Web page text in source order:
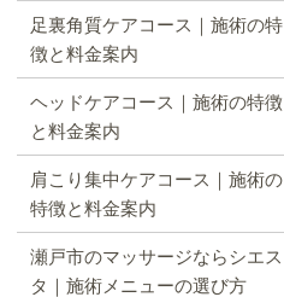
足裏角質ケアコース｜施術の特
徴と料金案内
ヘッドケアコース｜施術の特徴
と料金案内
肩こり集中ケアコース｜施術の
特徴と料金案内
瀬戸市のマッサージならシエス
タ｜施術メニューの選び方